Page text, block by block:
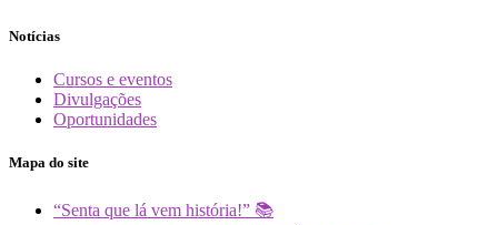
Notícias
Cursos e eventos
Divulgações
Oportunidades
Mapa do site
“Senta que lá vem história!” 📚